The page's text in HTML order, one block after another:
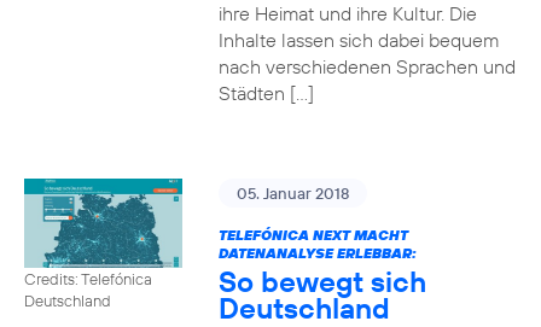
ihre Heimat und ihre Kultur. Die
Inhalte lassen sich dabei bequem
nach verschiedenen Sprachen und
Städten […]
Credits: Telefónica
Deutschland
05. Januar 2018
TELEFÓNICA NEXT MACHT
DATENANALYSE ERLEBBAR:
So bewegt sich
Deutschland